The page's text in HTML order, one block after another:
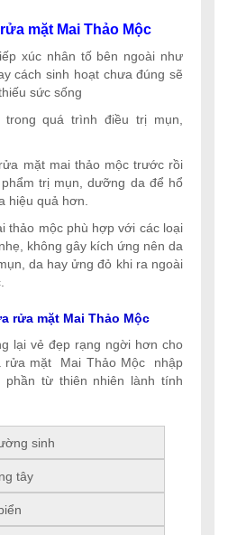
mặt Mai Thảo Mộc
xúc nhân tố bên ngoài như
cách sinh hoạt chưa đúng sẽ
sức sống
trong quá trình điều trị mụn,
mặt mai thảo mộc trước rồi
trị mụn, dưỡng da để hổ
hiệu quả hơn.
thảo mộc phù hợp với các loại
không gây kích ứng nên da
da hay ửng đỏ khi ra ngoài
rửa mặt Mai Thảo Mộc
lại vẻ đẹp rạng ngời hơn cho
rửa mặt Mai Thảo Mộc nhập
từ thiên nhiên lành tính
sinh
tây